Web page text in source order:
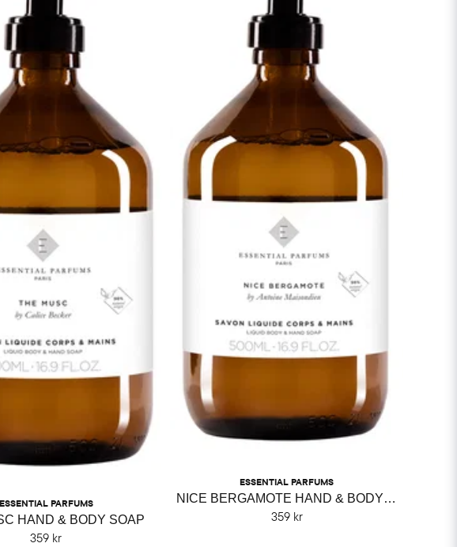
ESSENTIAL PARFUMS
HAND & BODY SOAP
359 kr
ESSENTIAL PARFUMS
NICE BERGAMOTE HAND & BODY SOAP
359 kr